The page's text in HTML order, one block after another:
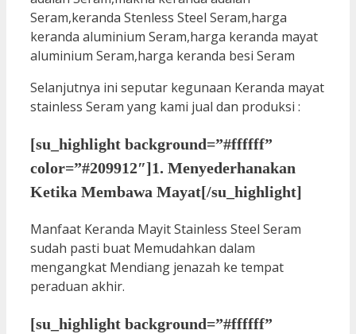
Selanjutnya ini seputar kegunaan Keranda mayat
stainless Seram yang kami jual dan produksi :
[su_highlight background=”#ffffff”
color=”#209912″]1. Menyederhanakan
Ketika Membawa Mayat[/su_highlight]
Manfaat Keranda Mayit Stainless Steel Seram
sudah pasti buat Memudahkan dalam
mengangkat Mendiang jenazah ke tempat
peraduan akhir.
[su_highlight background=”#ffffff”